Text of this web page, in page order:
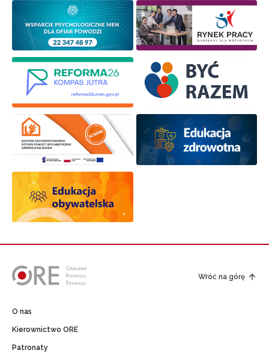
Wróć na górę
O nas
Kierownictwo ORE
Patronaty